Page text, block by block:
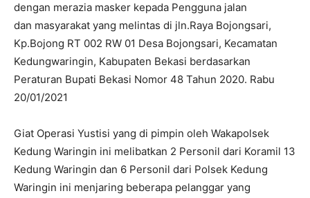
dengan merazia masker kepada Pengguna jalan
dan masyarakat yang melintas di jln.Raya Bojongsari,
Kp.Bojong RT 002 RW 01 Desa Bojongsari, Kecamatan
Kedungwaringin, Kabupaten Bekasi berdasarkan
Peraturan Bupati Bekasi Nomor 48 Tahun 2020. Rabu
20/01/2021
Giat Operasi Yustisi yang di pimpin oleh Wakapolsek
Kedung Waringin ini melibatkan 2 Personil dari Koramil 13
Kedung Waringin dan 6 Personil dari Polsek Kedung
Waringin ini menjaring beberapa pelanggar yang